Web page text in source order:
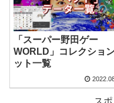
「スーパー野田ゲー
WORLD」コレクショ
ット一覧
ス